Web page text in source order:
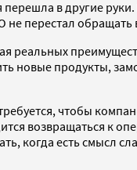
в другие
перестал
реальных
новые продукты,
чтобы
возвращаться к
когда есть смысл